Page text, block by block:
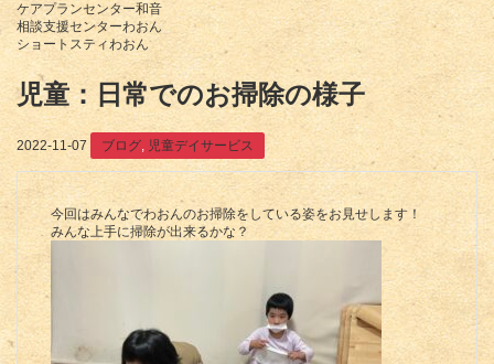
ケアプランセンター和音
相談支援センターわおん
ショートスティわおん
児童：日常でのお掃除の様子
2022-11-07 ブログ, 児童デイサービス
今回はみんなでわおんのお掃除をしている姿をお見せします！
みんな上手に掃除が出来るかな？